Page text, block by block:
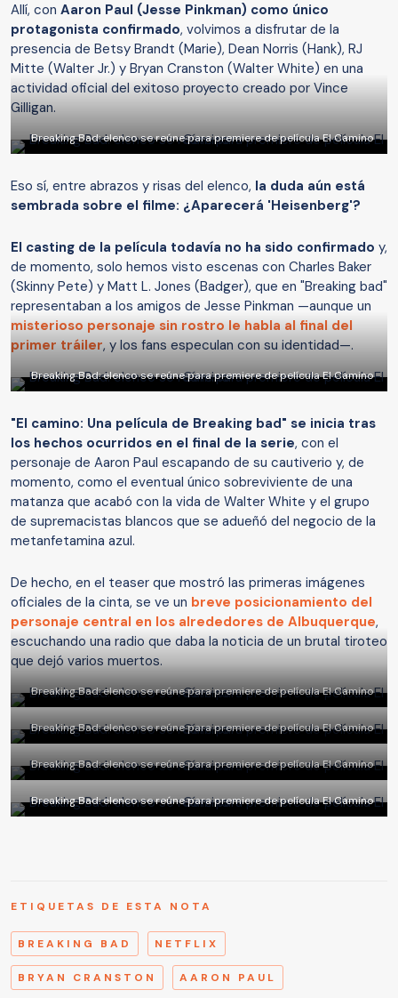
Allí, con Aaron Paul (Jesse Pinkman) como único
protagonista confirmado, volvimos a disfrutar de la
presencia de Betsy Brandt (Marie), Dean Norris (Hank), RJ
Mitte (Walter Jr.) y Bryan Cranston (Walter White) en una
actividad oficial del exitoso proyecto creado por Vince
Gilligan.
Breaking Bad: elenco se reúne para premiere de película El Camino
Eso sí, entre abrazos y risas del elenco, la duda aún está
sembrada sobre el filme: ¿Aparecerá 'Heisenberg'?
El casting de la película todavía no ha sido confirmado y,
de momento, solo hemos visto escenas con Charles Baker
(Skinny Pete) y Matt L. Jones (Badger), que en "Breaking bad"
representaban a los amigos de Jesse Pinkman —aunque un
misterioso personaje sin rostro le habla al final del
primer tráiler, y los fans especulan con su identidad—.
Breaking Bad: elenco se reúne para premiere de película El Camino
"El camino: Una película de Breaking bad" se inicia tras
los hechos ocurridos en el final de la serie, con el
personaje de Aaron Paul escapando de su cautiverio y, de
momento, como el eventual único sobreviviente de una
matanza que acabó con la vida de Walter White y el grupo
de supremacistas blancos que se adueñó del negocio de la
metanfetamina azul.
De hecho, en el teaser que mostró las primeras imágenes
oficiales de la cinta, se ve un breve posicionamiento del
personaje central en los alrededores de Albuquerque,
escuchando una radio que daba la noticia de un brutal tiroteo
que dejó varios muertos.
Breaking Bad: elenco se reúne para premiere de película El Camino
Breaking Bad: elenco se reúne para premiere de película El Camino
Breaking Bad: elenco se reúne para premiere de película El Camino
Breaking Bad: elenco se reúne para premiere de película El Camino
ETIQUETAS DE ESTA NOTA
BREAKING BAD NETFLIX
BRYAN CRANSTON AARON PAUL